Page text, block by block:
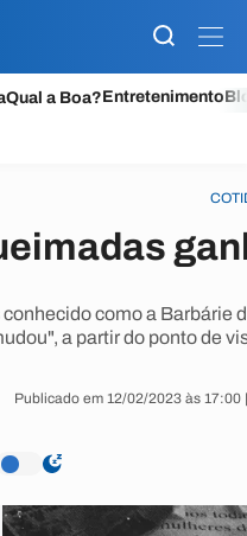
Qual a Boa?Entretenimento
como a Barbárie
a partir do ponto de
Publicado em 12/02/2023 às